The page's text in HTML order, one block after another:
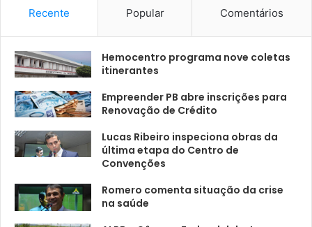
Recente Popular Comentários
Hemocentro programa nove coletas
itinerantes
Empreender PB abre inscrições para
Renovação de Crédito
Lucas Ribeiro inspeciona obras da
última etapa do Centro de
Convenções
Romero comenta situação da crise
na saúde